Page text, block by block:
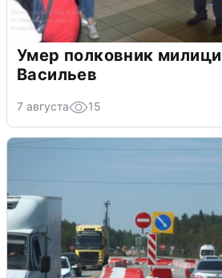
Умер полковник
Васильев
7 августа 15